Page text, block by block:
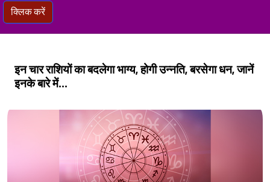
क्लिक करें
इन चार राशियों का बदलेगा भाग्य, होगी उन्नति, बरसेगा धन, जानें
इनके बारे में...